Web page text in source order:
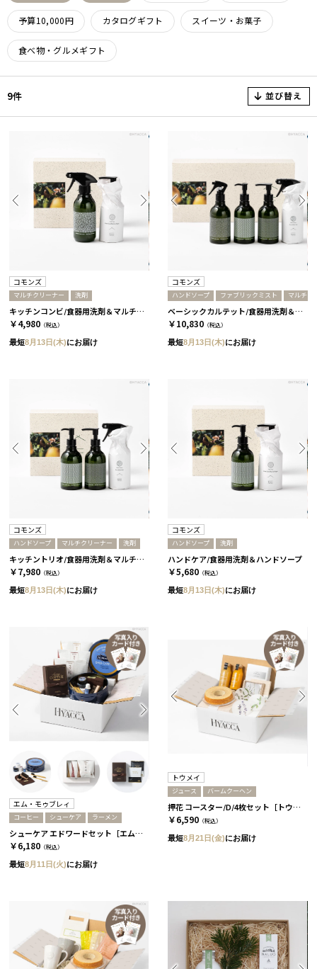
予算10,000円 カタログギフト スイーツ・お菓子
食べ物・グルメギフト
9件 並び替え
コモンズ
マルチクリーナー 洗剤
キッチンコンビ/食器用洗剤＆マルチクリーナー［コモンズ］
￥4,980 （税込）
最短8月13日(木)にお届け
コモンズ
ハンドソープ ファブリックミスト マルチク
ベーシックカルテット/食器用洗剤＆マルチクリーナー＆ハンドソープ＆ファブリックミスト［コモンズ］
￥10,830 （税込）
最短8月13日(木)にお届け
コモンズ
ハンドソープ マルチクリーナー 洗剤
キッチントリオ/食器用洗剤＆マルチクリーナー＆ハンドソープ［コモンズ］
￥7,980 （税込）
最短8月13日(木)にお届け
コモンズ
ハンドソープ 洗剤
ハンドケア/食器用洗剤＆ハンドソープ
￥5,680 （税込）
最短8月13日(木)にお届け
エム・モゥブレィ
コーヒー シューケア ラーメン
シューケア エドワードセット［エム・モゥブレィ］+ラーメン+コーヒー
￥6,180 （税込）
最短8月11日(火)にお届け
トウメイ
ジュース バームクーヘン
押花 コースター/D/4枚セット［トウメイ］］+バームクーヘン+ジュース
￥6,590 （税込）
最短8月21日(金)にお届け